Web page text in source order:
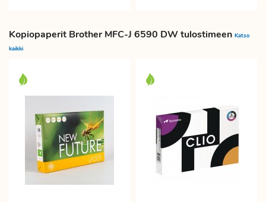
Kopiopaperit Brother MFC-J 6590 DW tulostimeen Katso
kaikki